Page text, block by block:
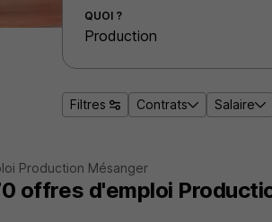
QUOI ?
Filtres Contrats Salaire
Production Mésanger
offres d'emploi